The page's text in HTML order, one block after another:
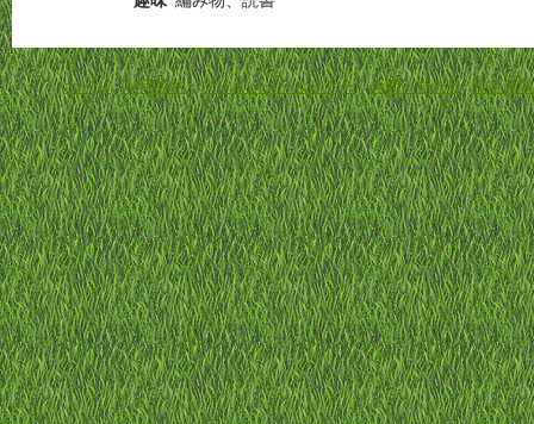
ホーム-利用規約-プライバシーポリシー-お問い合わせ-特定商